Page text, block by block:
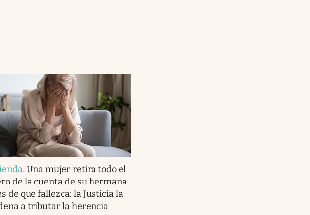
.Una mujer retira todo el
de la cuenta de su hermana
de que fallezca: la Justicia la
a tributar la herencia